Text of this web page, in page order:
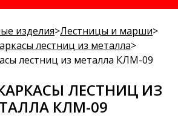
изделия>Лестницы и марши>
лестниц из металла>
лестниц из металла КЛМ-09
ЛЕСТНИЦ ИЗ
КЛМ-09